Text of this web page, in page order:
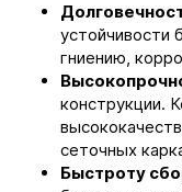
устойчивости
гниению,
конструкции.
сеточных
Быстроту